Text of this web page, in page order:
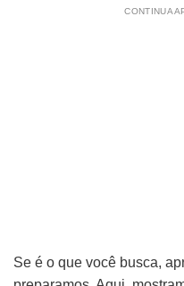
CONTINUA
Se é o que você busca,